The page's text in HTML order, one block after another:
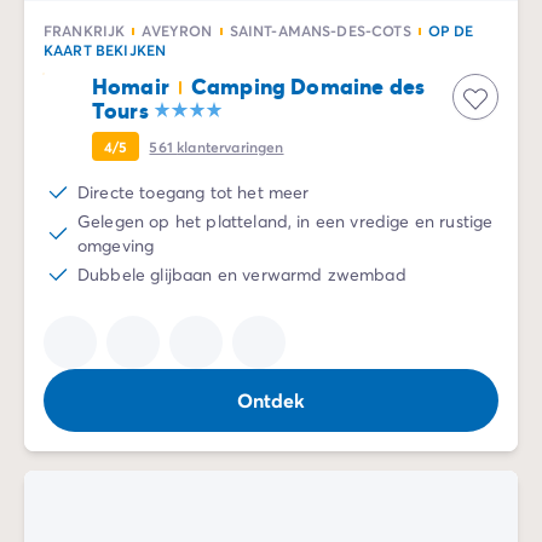
Camping met ANWB-etiket
Camping met hond
Camping met kinderclub
Camping met overdekt zwembad
Camping met verwarmd zwembad
Camping voor baby's en jonge kinderen
Campings met tienerclub
Gezinsvakantie op de camping
Milieubewuste camping
Welness camping
Per bestemming
Camping Adriatische Kust
Camping Atlantische Kust
FRANKRIJK AVEYRON SAINT-AMANS-DES-COTS
OP DE
KAART BEKIJKEN
Homair
Camping Domaine des
Tours
4/5 561 klantervaringen
Directe toegang tot het meer
Gelegen op het platteland, in een vredige en rustige
omgeving
Dubbele glijbaan en verwarmd zwembad
Ontdek